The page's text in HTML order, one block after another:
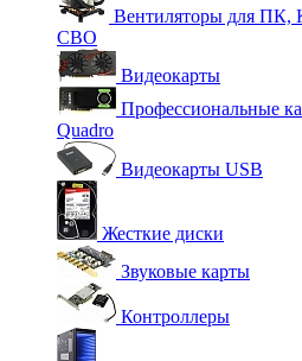
Вентиляторы для ПК,
СВО
Видеокарты
Профессиональные
Quadro
Видеокарты USB
Жесткие диски
Звуковые карты
Контроллеры